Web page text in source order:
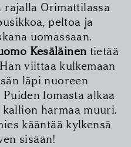
Orimattilassa
peltoa ja
uomassaan.
Kesäläinen tietää
viittaa kulkemaan
läpi nuoreen
lomasta alkaa
harmaa muuri.
kääntää kylkensä
sisään!